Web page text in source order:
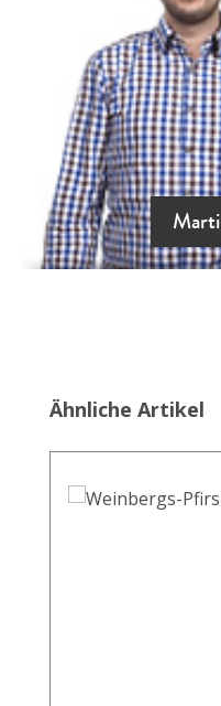
Produktgalerie
Ähnliche Artikel